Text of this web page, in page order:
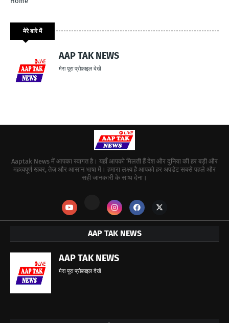
मेरे बारे में
AAP TAK NEWS
मेरा पूरा प्रोफ़ाइल देखें
Aaptak News में आपका स्वागत है। यहाँ आपको मिलती हैं देश और दुनिया की हर बड़ी और
महत्वपूर्ण खबर, तेज़ और आसान भाषा में। हमारा लक्ष्य है आपको हर अपडेट सबसे पहले और
सही जानकारी के साथ देना।
AAP TAK NEWS
AAP TAK NEWS
मेरा पूरा प्रोफ़ाइल देखें